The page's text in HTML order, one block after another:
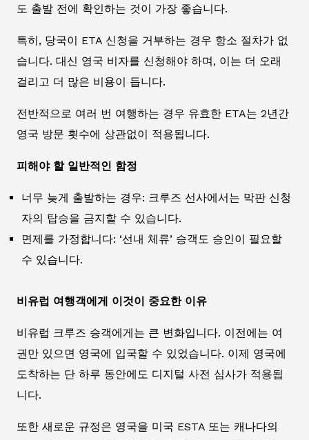
도 출발 전에 확인하는 것이 가장 좋습니다.
특히, 당국이 ETA 신청을 거부하는 경우 항소 절차가 없
습니다. 대신 영국 비자를 신청해야 하며, 이는 더 오래
걸리고 더 많은 비용이 듭니다.
전반적으로 여러 번 여행하는 경우 유효한 ETA는 2년간
영국 방문 횟수에 상관없이 적용됩니다.
피해야 할 일반적인 함정
너무 늦게 출발하는 경우: 크루즈 선사에서는 막판 신청
자의 탑승을 금지할 수 있습니다.
면제를 가정합니다: ‘선내 체류’ 승객도 승인이 필요할
수 있습니다.
비유럽 여행객에게 이것이 중요한 이유
비유럽 크루즈 승객에게는 큰 변화입니다. 이전에는 여
권만 있으면 영국에 입국할 수 있었습니다. 이제 영국에
도착하는 단 하루 동안에도 디지털 사전 심사가 적용됩
니다.
또한 새로운 규정은 영국을 미국 ESTA 또는 캐나다의